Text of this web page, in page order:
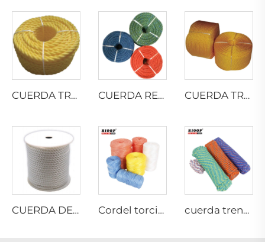
CUERDA TRENZADA DE MONOFILAMENTO DE PP CUERDA RETORCIDA DE PE RECICLADO CUERDA TRENZADA DE PE
CUERDA DE POLIÉSTER MULTIFILAMENTO RETORCIDA Cordel torcido de película partida PP para atar pacas cuerda trenzada de 8 hilos